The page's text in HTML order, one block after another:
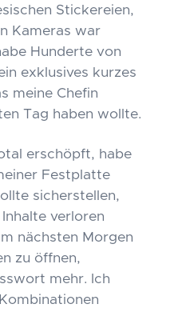
Stickereien,
Kameras war
Hunderte von
exklusives kurzes
meine Chefin
Tag haben wollte.
erschöpft, habe
Festplatte
sicherstellen,
verloren
nächsten Morgen
zu öffnen,
mehr. Ich